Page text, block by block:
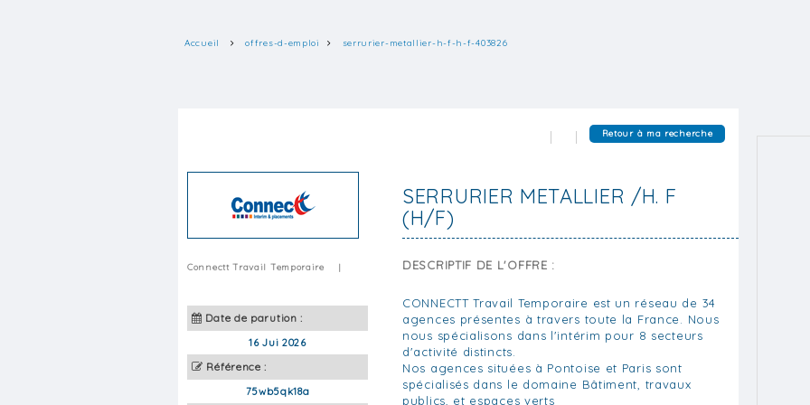
Accueil offres-d-emploi serrurier-metallier-h-f-h-f-403826
Retour à ma recherche
SERRURIER METALLIER /H. F
(H/F)
Connectt Travail Temporaire |
Date de parution :
16 Jui 2026
Référence :
75wb5qk18a
DESCRIPTIF DE L'OFFRE :
CONNECTT Travail Temporaire est un réseau de 34
agences présentes à travers toute la France. Nous
nous spécialisons dans l'intérim pour 8 secteurs
d'activité distincts.
Nos agences situées à Pontoise et Paris sont
spécialisés dans le domaine Bâtiment, travaux
publics, et espaces verts